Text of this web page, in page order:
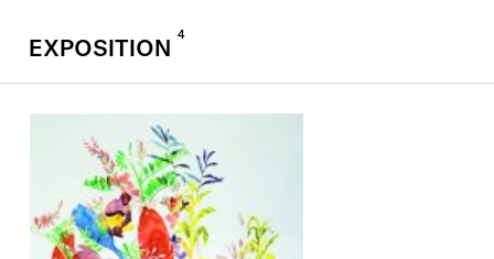
EXPOSITION 4